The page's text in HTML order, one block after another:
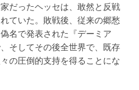
だったヘッセは、敢然と反戦
ていた。敗戦後、従来の郷愁
名で発表された『デーミア
そしてその後全世界で、既存
の圧倒的支持を得ることにな